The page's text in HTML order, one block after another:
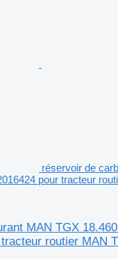
réservoir de
pour tracteur
MAN TGX
routier MAN